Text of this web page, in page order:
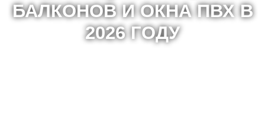
БАЛКОНОВ И ОКНА ПВХ В
2026 ГОДУ